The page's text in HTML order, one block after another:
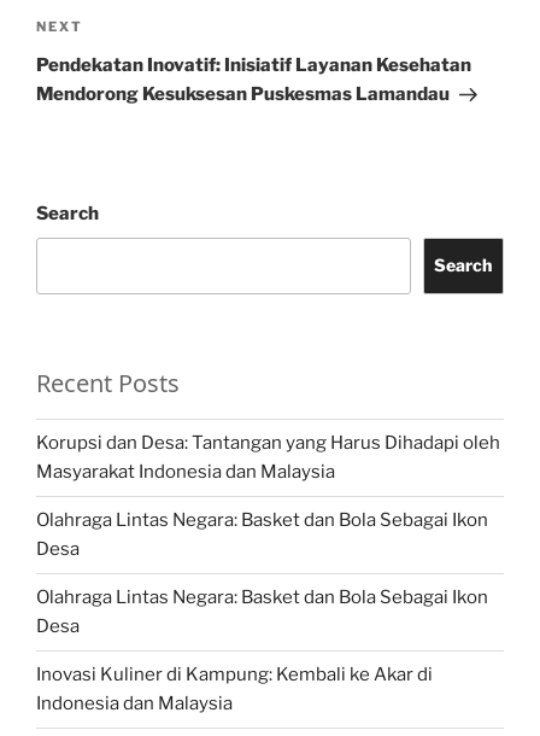
Next
Post
NEXT
Pendekatan Inovatif: Inisiatif Layanan Kesehatan
Mendorong Kesuksesan Puskesmas Lamandau
Search
Search
Recent Posts
Korupsi dan Desa: Tantangan yang Harus Dihadapi oleh
Masyarakat Indonesia dan Malaysia
Olahraga Lintas Negara: Basket dan Bola Sebagai Ikon
Desa
Olahraga Lintas Negara: Basket dan Bola Sebagai Ikon
Desa
Inovasi Kuliner di Kampung: Kembali ke Akar di
Indonesia dan Malaysia